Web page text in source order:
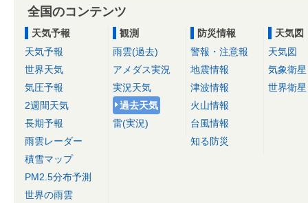
全国のコンテンツ
天気予報
天気予報
世界天気
気圧予報
2週間天気
長期予報
雨雲レーダー
積雪マップ
PM2.5分布予測
世界の雨雲
観測
雨雲(過去)
アメダス実況
実況天気
過去天気
雷(実況)
防災情報
警報・注意報
地震情報
津波情報
火山情報
台風情報
知る防災
天気図
天気図
気象衛星
世界衛星